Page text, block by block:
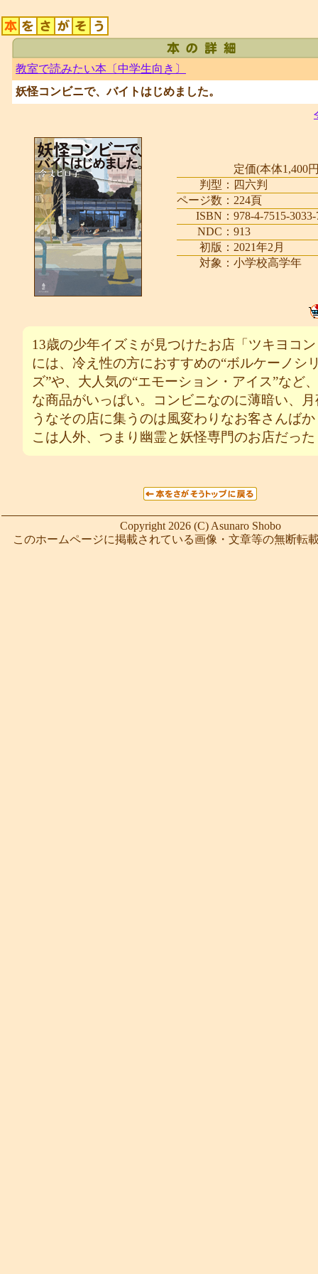
教室で読みたい本〔中学生向き〕
妖怪コンビニで、バイトはじめました。
定価(本体1,400
判型： 四六判
ページ数： 224頁
ISBN： 978-4-7515-3033-
NDC： 913
初版： 2021年2月
対象： 小学校高学年
13歳の少年イズミが見つけたお店「ツキヨコ
には、冷え性の方におすすめの“ボルケーノシ
ズ”や、大人気の“エモーション・アイス”など
な商品がいっぱい。コンビニなのに薄暗い、
うなその店に集うのは風変わりなお客さんば
こは人外、つまり幽霊と妖怪専門のお店だった
Copyright 2026 (C) Asunaro Shobo
このホームページに掲載されている画像・文章等の無断転